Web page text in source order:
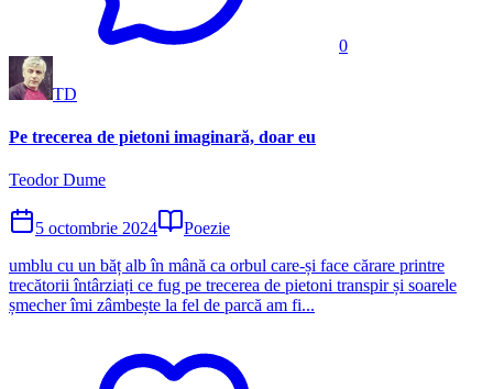
0
TD
Pe trecerea de pietoni imaginară, doar eu
Teodor Dume
5 octombrie 2024
Poezie
umblu cu un băț alb în mână ca orbul care-și face cărare printre
trecătorii întârziați ce fug pe trecerea de pietoni transpir și soarele
șmecher îmi zâmbește la fel de parcă am fi...